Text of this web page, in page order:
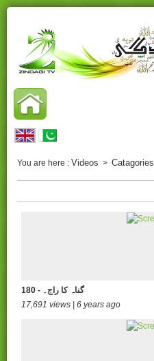
You are here : Videos > Catagories
180 - گناہ کا راج۔
17,691 views | 6 years ago